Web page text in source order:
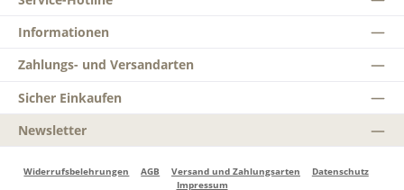
Informationen
Zahlungs- und Versandarten
Sicher Einkaufen
Newsletter
Widerrufsbelehrungen AGB Versand und Zahlungsarten
Datenschutz
Impressum